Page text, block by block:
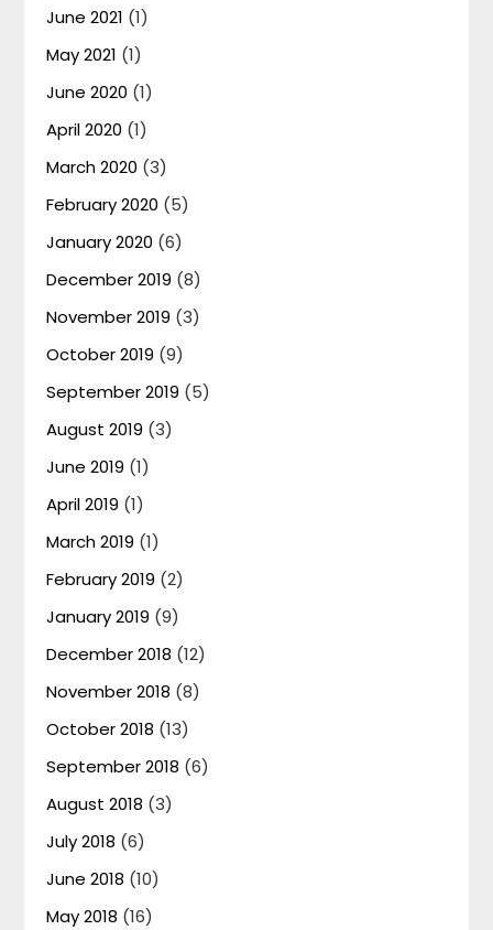
June 2021 (1)
May 2021 (1)
June 2020 (1)
April 2020 (1)
March 2020 (3)
February 2020 (5)
January 2020 (6)
December 2019 (8)
November 2019 (3)
October 2019 (9)
September 2019 (5)
August 2019 (3)
June 2019 (1)
April 2019 (1)
March 2019 (1)
February 2019 (2)
January 2019 (9)
December 2018 (12)
November 2018 (8)
October 2018 (13)
September 2018 (6)
August 2018 (3)
July 2018 (6)
June 2018 (10)
May 2018 (16)